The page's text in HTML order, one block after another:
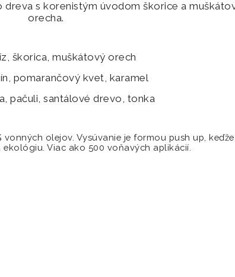
s korenistým úvodom škorice a
orecha.
škorica, muškátový orech
pomarančový kvet, karamel
pačuli, santálové drevo, tonka
vonných olejov. Vysúvanie je formou push up,
Viac ako 500 voňavých aplikácií.